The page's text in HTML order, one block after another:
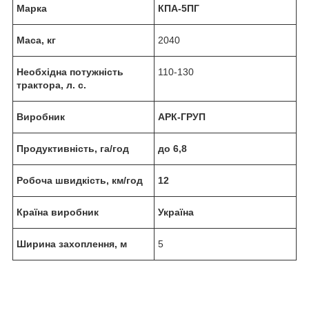
Марка КПА-5ПГ
Маса, кг 2040
Необхідна потужність
трактора, л. с.
110-130
Виробник АРК-ГРУП
Продуктивність, га/год до 6,8
Робоча швидкість, км/год 12
Країна виробник Україна
Ширина захоплення, м 5